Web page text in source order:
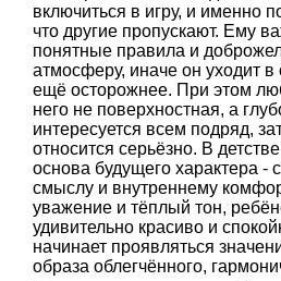
включиться в игру, и именно
что другие пропускают. Ему
понятные правила и
атмосферу, иначе он уходит в
ещё осторожнее. При этом
него не поверхностная, а
интересуется всем подряд,
относится серьёзно. В
основа будущего характера -
смыслу и внутреннему
уважение и тёплый тон,
удивительно красиво и
начинает проявляться
образа облегчённого,